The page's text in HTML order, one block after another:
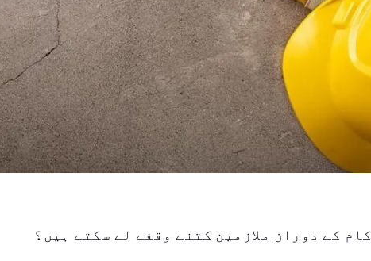
کام کے دوران ملازمین کتنے وقفے لے سکتے ہیں؟